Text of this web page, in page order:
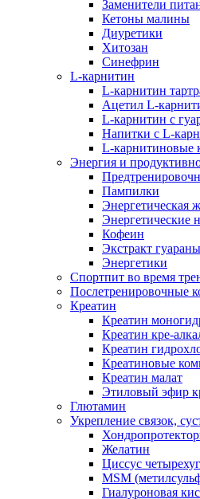
Заменители
Кетоны малины
Диуретики
Хитозан
Синефрин
L-карнитин
L-карнитин
Ацетил L-
L-карнитин с
Напитки c L-
L-карнитиновые
Энергия и
Пампилки
Энергетическая
Энергетические
Кофеин
Экстракт гуараны
Энергетики
Спортпит во время
Послетренировочные
Креатин
Креатин
Креатин кре-
Креатин
Креатиновые
Креатин малат
Этиловый эфир
Глютамин
Укрепление связок,
Желатин
Циссус
MSM
Гиалуроновая